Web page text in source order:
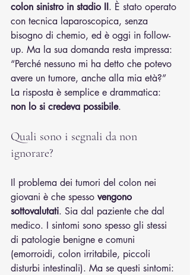
colon sinistro in stadio II. È stato operato
con tecnica laparoscopica, senza
bisogno di chemio, ed è oggi in follow-
up. Ma la sua domanda resta impressa:
“Perché nessuno mi ha detto che potevo
avere un tumore, anche alla mia età?”
La risposta è semplice e drammatica:
non lo si credeva possibile.
Quali sono i segnali da non
ignorare?
Il problema dei tumori del colon nei
giovani è che spesso vengono
sottovalutati. Sia dal paziente che dal
medico. I sintomi sono spesso gli stessi
di patologie benigne e comuni
(emorroidi, colon irritabile, piccoli
disturbi intestinali). Ma se questi sintomi: